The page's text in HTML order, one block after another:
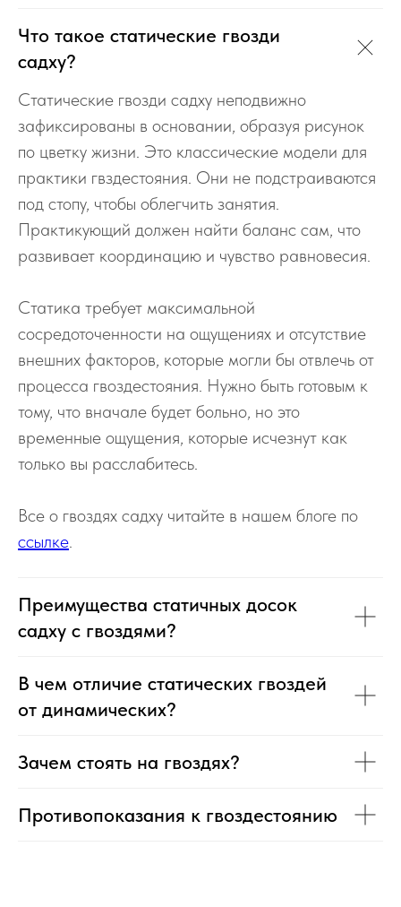
Что такое статические гвозди
садху?
Статические гвозди садху неподвижно
зафиксированы в основании, образуя рисунок
по цветку жизни. Это классические модели для
практики гвздестояния. Они не подстраиваются
под стопу, чтобы облегчить занятия.
Практикующий должен найти баланс сам, что
развивает координацию и чувство равновесия.
Статика требует максимальной
сосредоточенности на ощущениях и отсутствие
внешних факторов, которые могли бы отвлечь от
процесса гвоздестояния. Нужно быть готовым к
тому, что вначале будет больно, но это
временные ощущения, которые исчезнут как
только вы расслабитесь.
Все о гвоздях садху читайте в нашем блоге по
ссылке
Преимущества статичных досок
садху с гвоздями?
В чем отличие статических гвоздей
от динамических?
Зачем стоять на гвоздях?
Противопоказания к гвоздестоянию